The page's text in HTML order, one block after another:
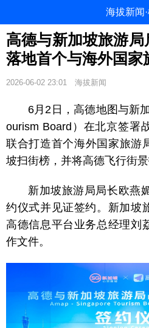
海拔新闻
高德与新加坡旅游
落地首个与海外国家
2026-06-02 23:01 海拔新闻
6月2日，高德地图与新
ourism Board）在北京签署
联合打造首个海外国家旅
坡扫街榜，并将高德飞行街
新加坡旅游局局长欧燕
约仪式并见证签约。新加坡
高德信息平台业务总经理刘
作文件。